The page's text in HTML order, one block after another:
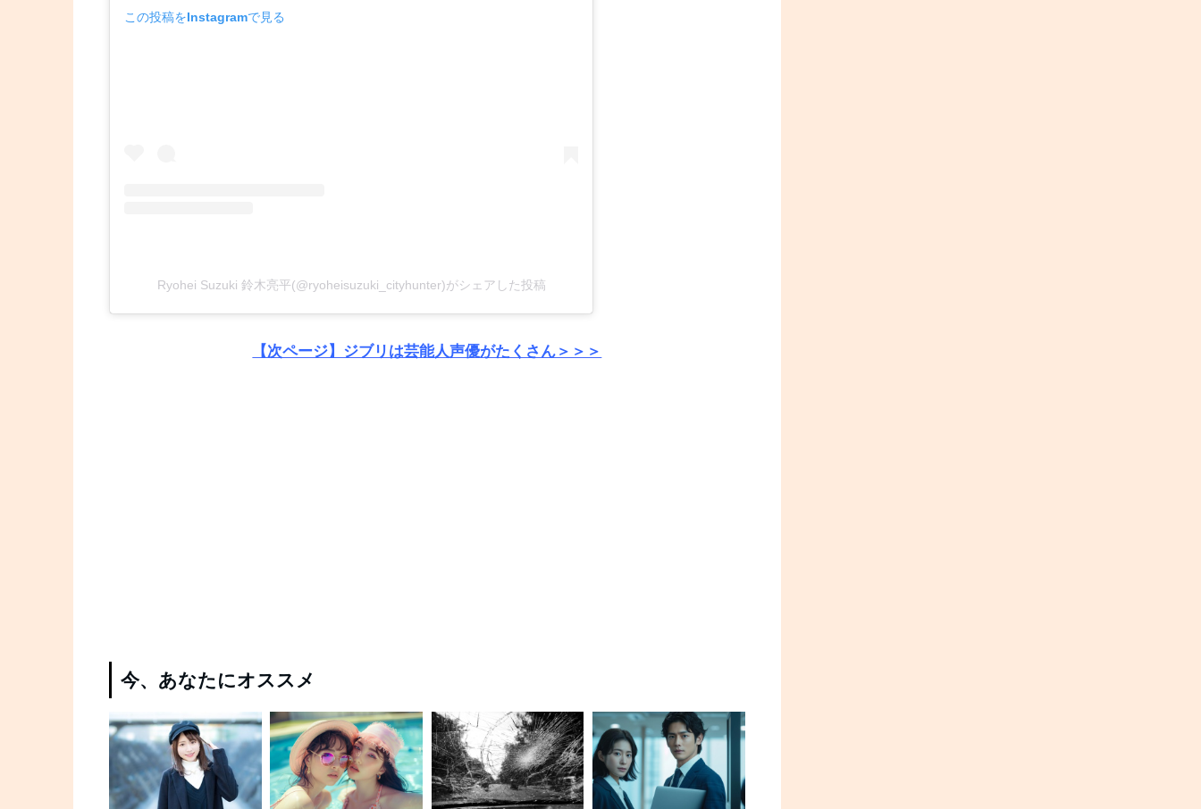
この投稿をInstagramで見る
Ryohei Suzuki 鈴木亮平(@ryoheisuzuki_cityhunter)がシェアした投稿
【次ページ】ジブリは芸能人声優がたくさん＞＞＞
今、あなたにオススメ